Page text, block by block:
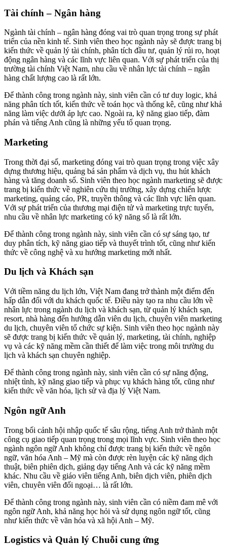
Tài chính – Ngân hàng
Ngành tài chính – ngân hàng đóng vai trò quan trọng trong sự phát
triển của nền kinh tế. Sinh viên theo học ngành này sẽ được trang bị
kiến thức về quản lý tài chính, phân tích đầu tư, quản lý rủi ro, hoạt
động ngân hàng và các lĩnh vực liên quan. Với sự phát triển của thị
trường tài chính Việt Nam, nhu cầu về nhân lực tài chính – ngân
hàng chất lượng cao là rất lớn.
Để thành công trong ngành này, sinh viên cần có tư duy logic, khả
năng phân tích tốt, kiến thức về toán học và thống kê, cũng như khả
năng làm việc dưới áp lực cao. Ngoài ra, kỹ năng giao tiếp, đàm
phán và tiếng Anh cũng là những yếu tố quan trọng.
Marketing
Trong thời đại số, marketing đóng vai trò quan trọng trong việc xây
dựng thương hiệu, quảng bá sản phẩm và dịch vụ, thu hút khách
hàng và tăng doanh số. Sinh viên theo học ngành marketing sẽ được
trang bị kiến thức về nghiên cứu thị trường, xây dựng chiến lược
marketing, quảng cáo, PR, truyền thông và các lĩnh vực liên quan.
Với sự phát triển của thương mại điện tử và marketing trực tuyến,
nhu cầu về nhân lực marketing có kỹ năng số là rất lớn.
Để thành công trong ngành này, sinh viên cần có sự sáng tạo, tư
duy phân tích, kỹ năng giao tiếp và thuyết trình tốt, cũng như kiến
thức về công nghệ và xu hướng marketing mới nhất.
Du lịch và Khách sạn
Với tiềm năng du lịch lớn, Việt Nam đang trở thành một điểm đến
hấp dẫn đối với du khách quốc tế. Điều này tạo ra nhu cầu lớn về
nhân lực trong ngành du lịch và khách sạn, từ quản lý khách sạn,
resort, nhà hàng đến hướng dẫn viên du lịch, chuyên viên marketing
du lịch, chuyên viên tổ chức sự kiện. Sinh viên theo học ngành này
sẽ được trang bị kiến thức về quản lý, marketing, tài chính, nghiệp
vụ và các kỹ năng mềm cần thiết để làm việc trong môi trường du
lịch và khách sạn chuyên nghiệp.
Để thành công trong ngành này, sinh viên cần có sự năng động,
nhiệt tình, kỹ năng giao tiếp và phục vụ khách hàng tốt, cũng như
kiến thức về văn hóa, lịch sử và địa lý Việt Nam.
Ngôn ngữ Anh
Trong bối cảnh hội nhập quốc tế sâu rộng, tiếng Anh trở thành một
công cụ giao tiếp quan trọng trong mọi lĩnh vực. Sinh viên theo học
ngành ngôn ngữ Anh không chỉ được trang bị kiến thức về ngôn
ngữ, văn hóa Anh – Mỹ mà còn được rèn luyện các kỹ năng dịch
thuật, biên phiên dịch, giảng dạy tiếng Anh và các kỹ năng mềm
khác. Nhu cầu về giáo viên tiếng Anh, biên dịch viên, phiên dịch
viên, chuyên viên đối ngoại… là rất lớn.
Để thành công trong ngành này, sinh viên cần có niềm đam mê với
ngôn ngữ Anh, khả năng học hỏi và sử dụng ngôn ngữ tốt, cũng
như kiến thức về văn hóa và xã hội Anh – Mỹ.
Logistics và Quản lý Chuỗi cung ứng